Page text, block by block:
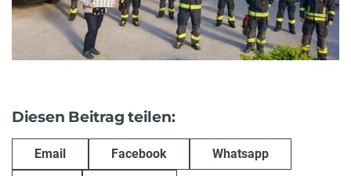
Diesen Beitrag teilen:
Email Facebook Whatsapp